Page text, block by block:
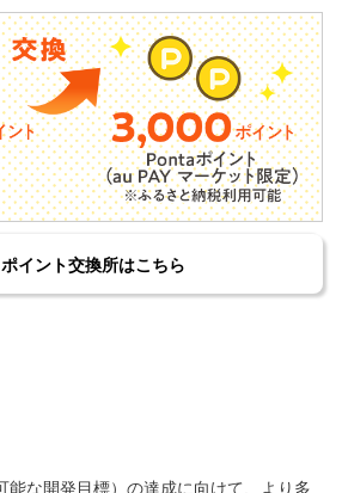
ポイント交換所はこちら
能な開発目標）の達成に向けて、より多